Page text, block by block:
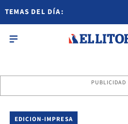
TEMAS DEL DÍA:
PUBLICIDAD
EDICION-IMPRESA